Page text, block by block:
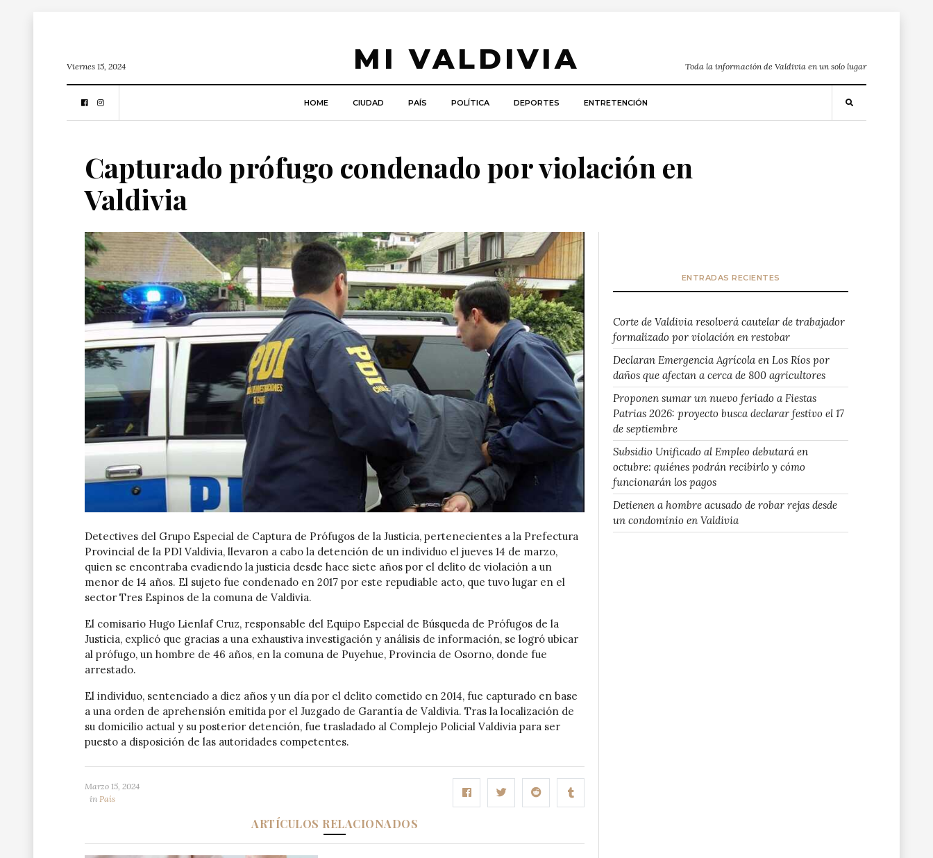
MI VALDIVIA
Viernes 15, 2024 Toda la información de Valdivia en un solo lugar
HOME CIUDAD PAÍS POLÍTICA DEPORTES ENTRETENCIÓN
Capturado prófugo condenado por violación en
Valdivia
Detectives del Grupo Especial de Captura de Prófugos de la Justicia, pertenecientes a la Prefectura
Provincial de la PDI Valdivia, llevaron a cabo la detención de un individuo el jueves 14 de marzo,
quien se encontraba evadiendo la justicia desde hace siete años por el delito de violación a un
menor de 14 años. El sujeto fue condenado en 2017 por este repudiable acto, que tuvo lugar en el
sector Tres Espinos de la comuna de Valdivia.
El comisario Hugo Lienlaf Cruz, responsable del Equipo Especial de Búsqueda de Prófugos de la
Justicia, explicó que gracias a una exhaustiva investigación y análisis de información, se logró ubicar
al prófugo, un hombre de 46 años, en la comuna de Puyehue, Provincia de Osorno, donde fue
arrestado.
El individuo, sentenciado a diez años y un día por el delito cometido en 2014, fue capturado en base
a una orden de aprehensión emitida por el Juzgado de Garantía de Valdivia. Tras la localización de
su domicilio actual y su posterior detención, fue trasladado al Complejo Policial Valdivia para ser
puesto a disposición de las autoridades competentes.
Marzo 15, 2024
in País
ARTÍCULOS RELACIONADOS
ENTRADAS RECIENTES
Corte de Valdivia resolverá cautelar de trabajador
formalizado por violación en restobar
Declaran Emergencia Agrícola en Los Ríos por
daños que afectan a cerca de 800 agricultores
Proponen sumar un nuevo feriado a Fiestas
Patrias 2026: proyecto busca declarar festivo el 17
de septiembre
Subsidio Unificado al Empleo debutará en
octubre: quiénes podrán recibirlo y cómo
funcionarán los pagos
Detienen a hombre acusado de robar rejas desde
un condominio en Valdivia